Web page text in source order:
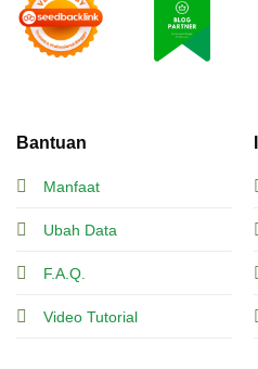
Bantuan
Manfaat
Ubah Data
F.A.Q.
Video Tutorial